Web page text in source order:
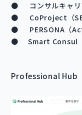
● コンサルキャリ
● CoProject（
● PERSONA（
● Smart Consul（
Professional Hub